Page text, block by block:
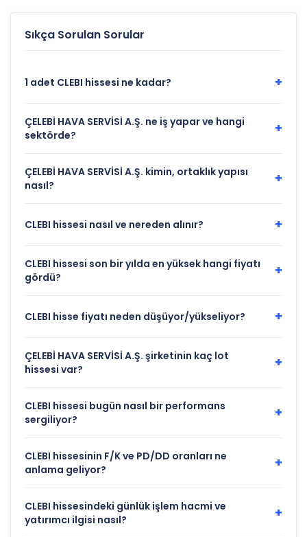
bekleniyor
Sıkça Sorulan Sorular
1 adet CLEBI hissesi ne kadar? +
ÇELEBİ HAVA SERVİSİ A.Ş. ne iş yapar ve hangi
sektörde?
+
ÇELEBİ HAVA SERVİSİ A.Ş. kimin, ortaklık yapısı
nasıl?
+
CLEBI hissesi nasıl ve nereden alınır? +
CLEBI hissesi son bir yılda en yüksek hangi fiyatı
gördü?
+
CLEBI hisse fiyatı neden düşüyor/yükseliyor? +
ÇELEBİ HAVA SERVİSİ A.Ş. şirketinin kaç lot
hissesi var?
+
CLEBI hissesi bugün nasıl bir performans
sergiliyor?
+
CLEBI hissesinin F/K ve PD/DD oranları ne
anlama geliyor?
+
CLEBI hissesindeki günlük işlem hacmi ve
yatırımcı ilgisi nasıl?
+